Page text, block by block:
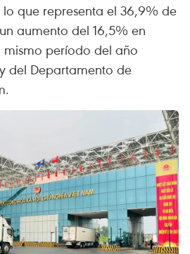
que representa el 36,9% de
aumento del 16,5% en
período del año
del Departamento de